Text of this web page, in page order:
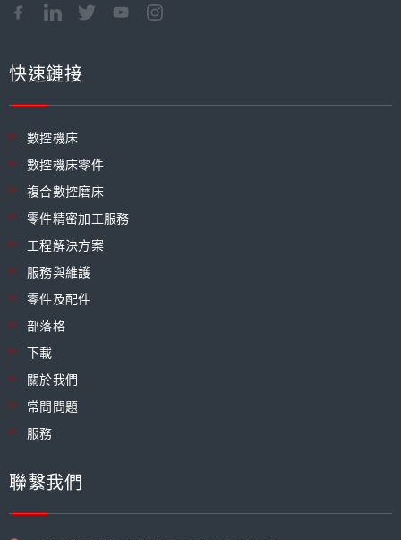
快速鏈接
數控機床
數控機床零件
複合數控磨床
零件精密加工服務
工程解決方案
服務與維護
零件及配件
部落格
下載
關於我們
常問問題
服務
聯繫我們